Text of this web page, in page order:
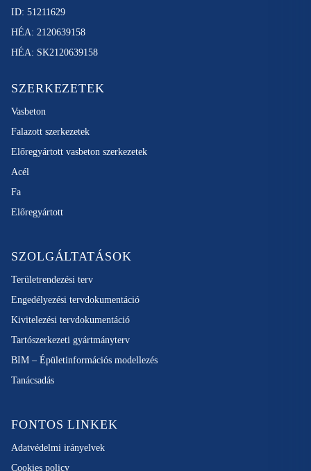
ID: 51211629
HÉA: 2120639158
HÉA: SK2120639158
SZERKEZETEK
Vasbeton
Falazott szerkezetek
Előregyártott vasbeton szerkezetek
Acél
Fa
Előregyártott
SZOLGÁLTATÁSOK
Területrendezési terv
Engedélyezési tervdokumentáció
Kivitelezési tervdokumentáció
Tartószerkezeti gyártmányterv
BIM – Épületinformációs modellezés
Tanácsadás
FONTOS LINKEK
Adatvédelmi irányelvek
Cookies policy